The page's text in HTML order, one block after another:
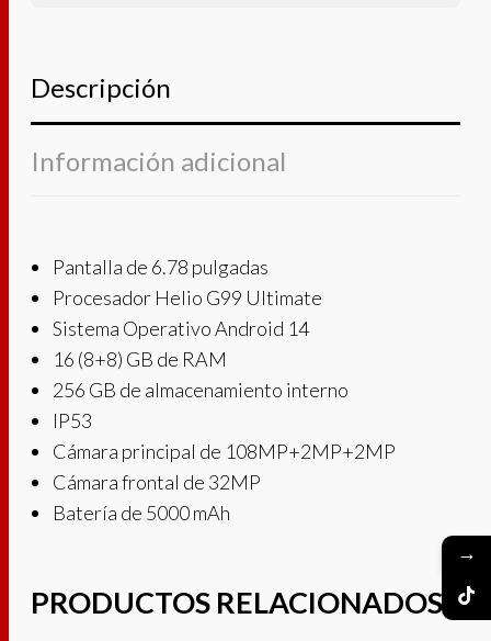
Descripción
Información adicional
Pantalla de 6.78 pulgadas
Procesador Helio G99 Ultimate
Sistema Operativo Android 14
16 (8+8) GB de RAM
256 GB de almacenamiento interno
IP53
Cámara principal de 108MP+2MP+2MP
Cámara frontal de 32MP
Batería de 5000 mAh
PRODUCTOS RELACIONADOS
→